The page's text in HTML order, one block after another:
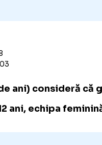
ani) consideră
ani, echipa